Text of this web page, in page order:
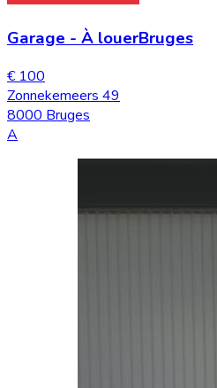
Garage - À louerBruges
€ 100
Zonnekemeers 49
8000 Bruges
A